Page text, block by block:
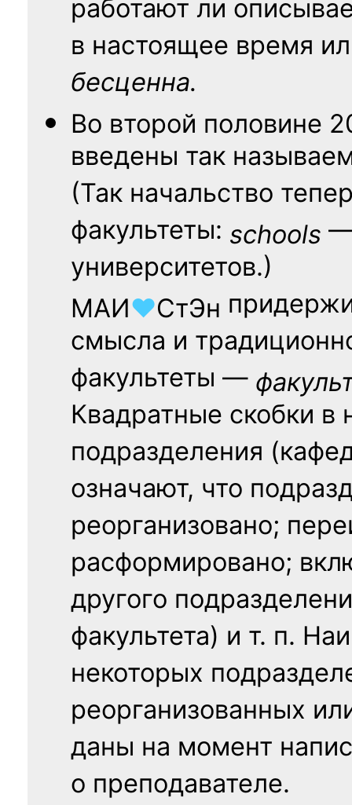
работают ли
в настоящее время
бесценна.
Во второй половине
введены так
(Так начальство
факультеты: schools —
университетов.)
МАИ♥СтЭн
смысла и
факультеты —
Квадратные скобки в
подразделения
означают, что
реорганизовано;
расформировано;
другого
факультета) и т. п.
некоторых
реорганизованных
даны на момент
о преподавателе.